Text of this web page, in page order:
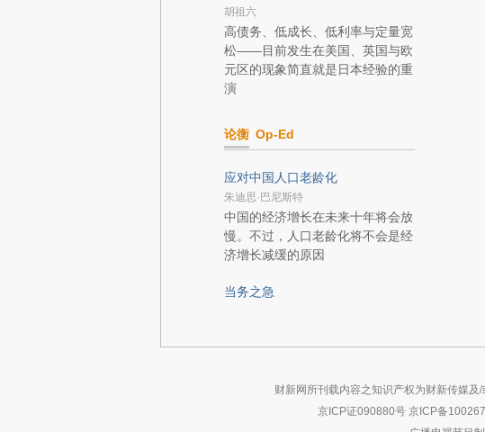
胡祖六
高债务、低成长、低利率与定量宽
松——目前发生在美国、英国与欧
元区的现象简直就是日本经验的重
演
论衡 Op-Ed
应对中国人口老龄化
朱迪思·巴尼斯特
中国的经济增长在未来十年将会放
慢。不过，人口老龄化将不会是经
济增长减缓的原因
当务之急
财新网所刊载内容之知识产权为财新传媒及
京ICP证090880号 京ICP备